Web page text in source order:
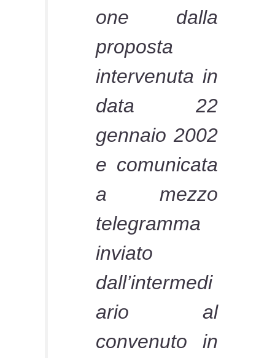
one dalla
proposta
intervenuta in
data 22
gennaio 2002
e comunicata
a mezzo
telegramma
inviato
dall’intermedi
ario al
convenuto in